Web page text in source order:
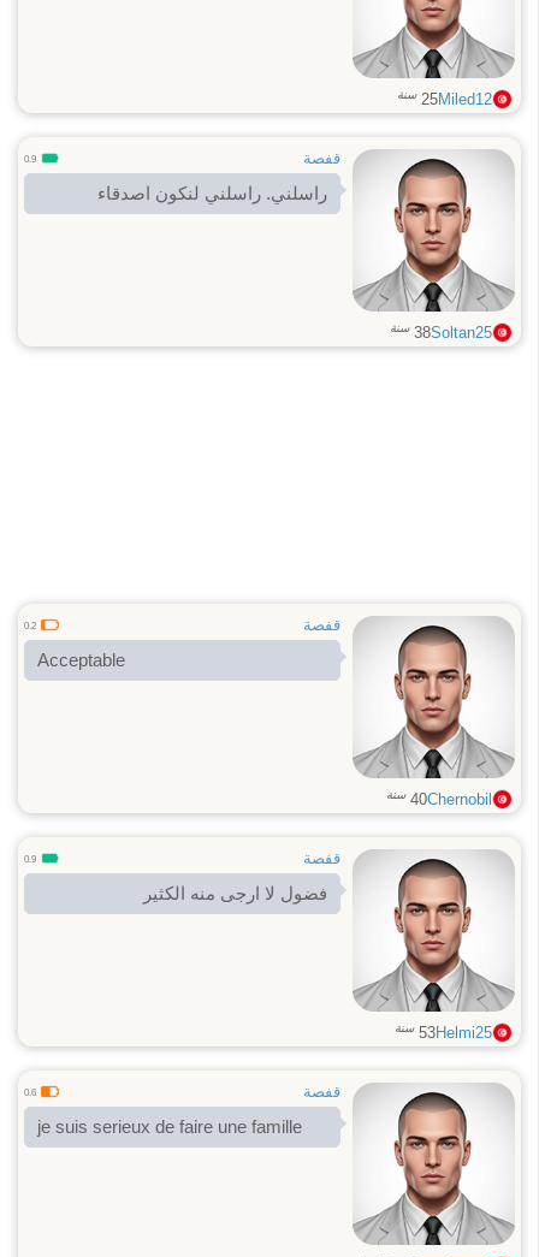
Miled12
25 سنة
قفصة 0.9
راسلني. راسلني لنكون اصدقاء
Soltan25
38 سنة
قفصة 0.2
Acceptable
Chernobil
40 سنة
قفصة 0.9
فضول لا ارجى منه الكثير
Helmi25
53 سنة
قفصة 0.6
je suis serieux de faire une famille